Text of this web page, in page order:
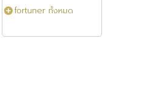
fortuner ทั้งหมด